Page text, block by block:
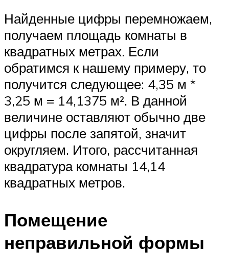
Найденные цифры перемножаем,
получаем площадь комнаты в
квадратных метрах. Если
обратимся к нашему примеру, то
получится следующее: 4,35 м *
3,25 м = 14,1375 м². В данной
величине оставляют обычно две
цифры после запятой, значит
округляем. Итого, рассчитанная
квадратура комнаты 14,14
квадратных метров.
Помещение
неправильной формы